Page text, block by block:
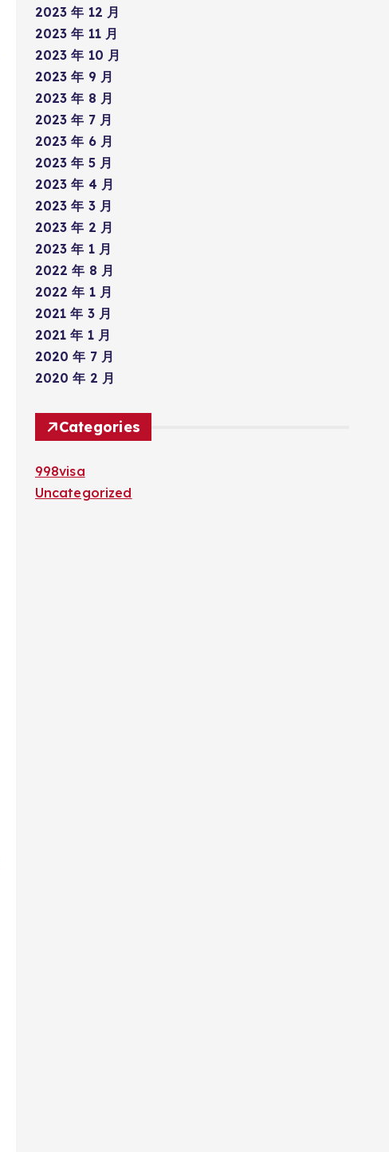
2023 年 12 月
2023 年 11 月
2023 年 10 月
2023 年 9 月
2023 年 8 月
2023 年 7 月
2023 年 6 月
2023 年 5 月
2023 年 4 月
2023 年 3 月
2023 年 2 月
2023 年 1 月
2022 年 8 月
2022 年 1 月
2021 年 3 月
2021 年 1 月
2020 年 7 月
2020 年 2 月
Categories
998visa
Uncategorized